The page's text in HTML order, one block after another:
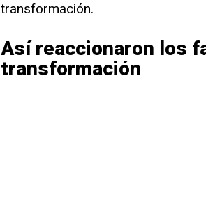
transformación.
Así reaccionaron los
transformación